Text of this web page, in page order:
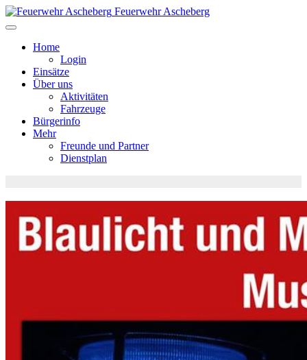
Feuerwehr Ascheberg
Home
Login
Einsätze
Über uns
Aktivitäten
Fahrzeuge
Bürgerinfo
Mehr
Freunde und Partner
Dienstplan